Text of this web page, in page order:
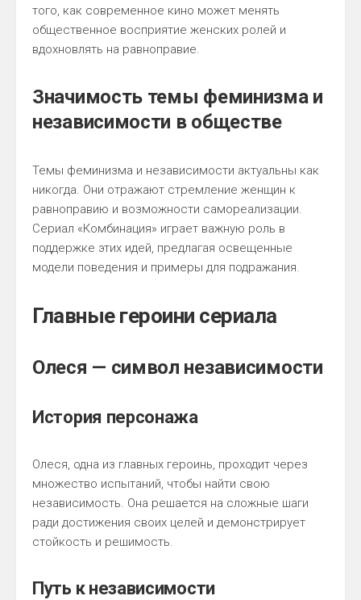
того, как современное кино может менять
общественное восприятие женских ролей и
вдохновлять на равноправие.
Значимость темы феминизма и
независимости в обществе
Темы феминизма и независимости актуальны как
никогда. Они отражают стремление женщин к
равноправию и возможности самореализации.
Сериал «Комбинация» играет важную роль в
поддержке этих идей, предлагая освещенные
модели поведения и примеры для подражания.
Главные героини сериала
Олеся — символ независимости
История персонажа
Олеся, одна из главных героинь, проходит через
множество испытаний, чтобы найти свою
независимость. Она решается на сложные шаги
ради достижения своих целей и демонстрирует
стойкость и решимость.
Путь к независимости